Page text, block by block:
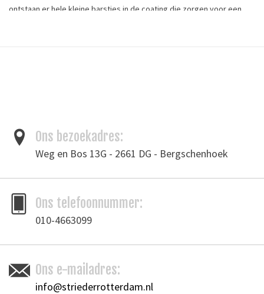
ontstaan er hele kleine barstjes in de coating die zorgen voor een
Toevoegen om te vergelijken/Afdrukken
Ons bezoekadres:
Weg en Bos 13G - 2661 DG - Bergschenhoek
Ons telefoonnummer:
010-4663099
Ons e-mailadres:
info@striederrotterdam.nl